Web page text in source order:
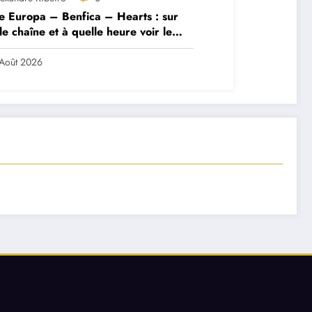
Europa – Benfica – Hearts : sur
chaîne et à quelle heure voir le
?
2026